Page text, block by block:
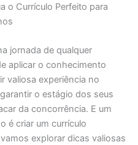
o Currículo Perfeito para
jornada de qualquer
aplicar o conhecimento
valiosa experiência no
o estágio dos seus
da concorrência. E um
é criar um currículo
explorar dicas valiosas